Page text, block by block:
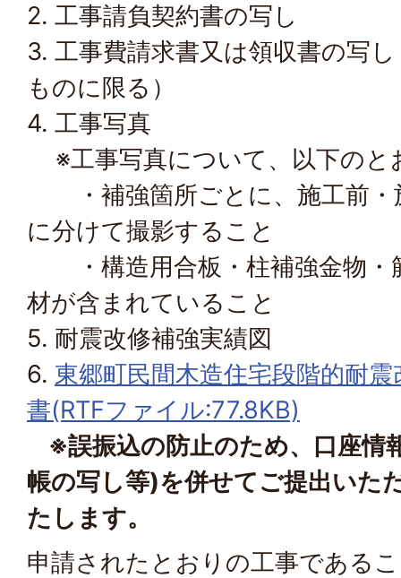
2. 工事請負契約書の写し
3. 工事費請求書又は領収書の写
ものに限る）
4. 工事写真
※工事写真について、以下のと
・補強箇所ごとに、施工前・
に分けて撮影すること
・構造用合板・柱補強金物・
材が含まれていること
5. 耐震改修補強実績図
6. 東郷町民間木造住宅段階的耐
書(RTFファイル:77.8KB)
※誤振込の防止のため、口座情
帳の写し等)を併せてご提出いた
たします。
申請されたとおりの工事である